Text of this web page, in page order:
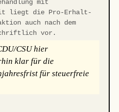
mit
liegt die Pro-Erhalt-
auch nach dem
vor.
CSU hier
klar für die
für steuerfreie